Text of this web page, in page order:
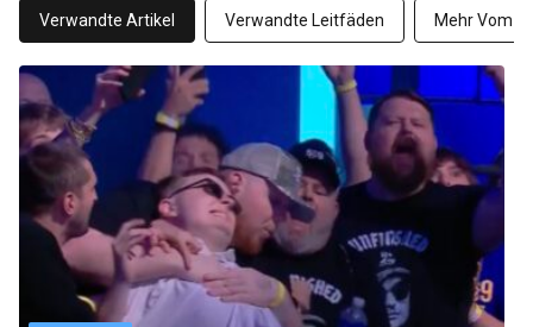
Verwandte Artikel Verwandte Leitfäden Mehr Vom